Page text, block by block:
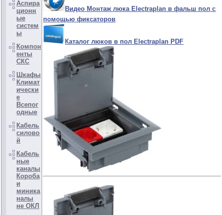
Аспира
ционн
ые
систем
ы
Компон
енты
СКС
Шкафы
Климат
ически
е
Всепог
одные
Кабель
силово
й
Кабель
ные
каналы
Короба
и
миника
налы
не ОКЛ
Видео Монтаж люка Electraplan в фальш пол с
помощью фиксаторов
Каталог люков в пол Electraplan PDF